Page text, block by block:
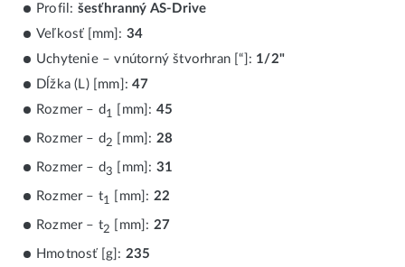
Profil: šesťhranný AS-Drive
Veľkosť [mm]: 34
Uchytenie – vnútorný štvorhran [“]: 1/2"
Dĺžka (L) [mm]:47
Rozmer – d1 [mm]: 45
Rozmer – d2 [mm]: 28
Rozmer – d3 [mm]: 31
Rozmer – t1 [mm]: 22
Rozmer – t2 [mm]: 27
Hmotnosť [g]: 235